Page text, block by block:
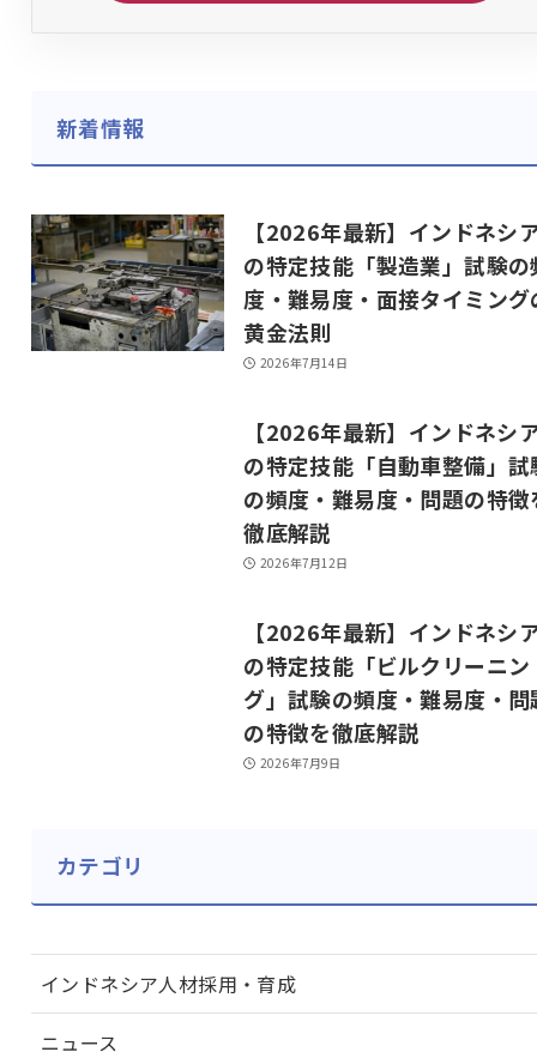
新着情報
【2026年最新】インドネシ
の特定技能「製造業」試験の
度・難易度・面接タイミング
黄金法則
2026年7月14日
【2026年最新】インドネシ
の特定技能「自動車整備」試
の頻度・難易度・問題の特徴
徹底解説
2026年7月12日
【2026年最新】インドネシ
の特定技能「ビルクリーニン
グ」試験の頻度・難易度・問
の特徴を徹底解説
2026年7月9日
カテゴリ
インドネシア人材採用・育成
ニュース